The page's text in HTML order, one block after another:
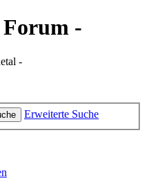
Forum -
-
Erweiterte Suche